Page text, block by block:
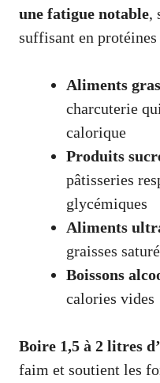
une fatigue notable,
suffisant en
Aliments gras
charcuterie
calorique
Produits
pâtisseries
glycémiques
Aliments
graisses
Boissons
calories vides
Boire 1,5 à 2 litres
faim et soutient les